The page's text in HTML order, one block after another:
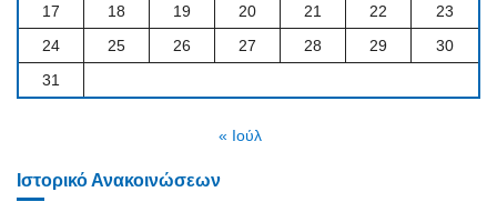
17
18 19 20 21 22
23
24
25 26 27 28 29
30
31
« Ιούλ
Ιστορικό Ανακοινώσεων